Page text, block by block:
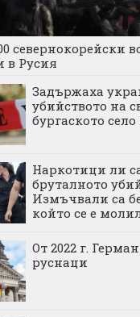
севернокорейски
в Русия
Задържаха
убийството на
бургаското
Наркотици ли
бруталното
Измъчвали са
който се е
От 2022 г.
руснаци